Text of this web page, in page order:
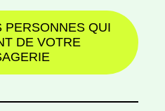
PERSONNES QUI
DE VOTRE